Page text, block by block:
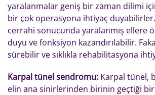
yaralanmalar geniş bir zaman dilimi
bir çok operasyona ihtiyaç
cerrahi sonucunda yaralanmış ellere
duyu ve fonksiyon kazandırılabilir.
sürebilir ve sıklıkla rehabilitasyona
Karpal tünel sendromu: Karpal tünel,
elin ana sinirlerinden birinin geçtiği